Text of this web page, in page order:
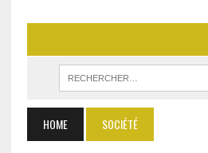
HOME SOCIÉTÉ